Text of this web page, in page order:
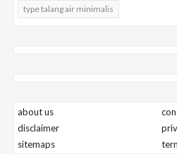
type talang air minimalis
about us
disclaimer
sitemaps